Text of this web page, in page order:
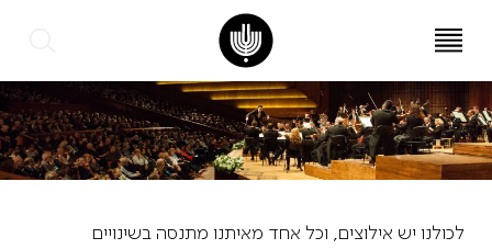
לכולנו יש אילוצים, וכל אחד מאיתנו מתנסה בשינויים